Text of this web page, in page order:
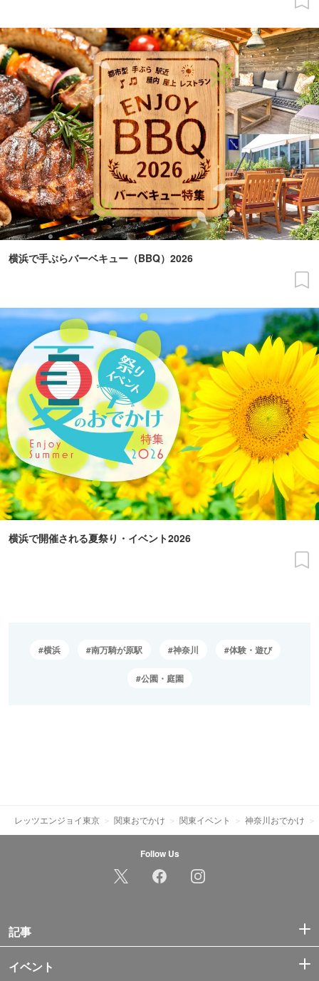
横浜で手ぶらバーベキュー（BBQ）2026
横浜で開催される夏祭り・イベント2026
横浜 南万騎が原駅 神奈川 体験・遊び
公園・庭園
レッツエンジョイ東京 関東おでかけ 関東イベント 神奈川おでかけ
Follow Us
記事
イベント